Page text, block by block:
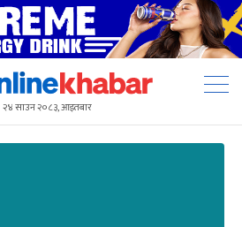
२४ साउन २०८३, आइतबार